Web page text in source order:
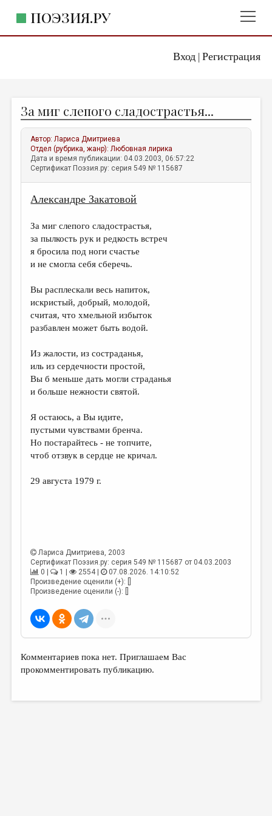
Вход| Регистрация
ПОЭЗИЯ.РУ
ЖАНРЫ
АВТОРЫ
КОММЕНТАРИИ
ЛИТСАЛОН
НОВОСТИ
ПРАВИЛА САЙТА
ОТДЕЛЫ И РУБРИКИ
ИЗБРАННОЕ
ДАЙДЖЕСТ
ПРОИЗВЕДЕНИЯ
ПЕРЕВОДЫ
КОНКУРСЫ
ДЕТСКАЯ КОМНАТА
КНИЖНАЯ ПОЛКА
ОБЗОР ЛИТЕРАТУРЫ
СТРАНИЦЫ ПАМЯТИ
ОБЪЯВЛЕНИЯ
КОЛОНКА РЕДАКТОРА
МАЛАЯ ПРОЗА
ЭССЕИСТИКА
ЛИТЕРАТУРОВЕДЕНИЕ
КУЛЬТУРОВЕДЕНИЕ
ПУБЛИЦИСТИКА
РЕЦЕНЗИРОВАНИЕ
ЦИКЛЫ ПУБЛИКАЦИЙ
За миг слепого сладострастья...
Автор:Лариса Дмитриева
Отдел (рубрика, жанр):Любовная лирика
Дата и время публикации: 04.03.2003, 06:57:22
Сертификат Поэзия.ру: серия 549 № 115687
Александре Закатовой
За миг слепого сладострастья,
за пылкость рук и редкость встреч
я бросила под ноги счастье
и не смогла себя сберечь.
Вы расплескали весь напиток,
искристый, добрый, молодой,
считая, что хмельной избыток
разбавлен может быть водой.
Из жалости, из состраданья,
иль из сердечности простой,
Вы б меньше дать могли страданья
и больше нежности святой.
Я остаюсь, а Вы идите,
пустыми чувствами бренча.
Но постарайтесь - не топчите,
чтоб отзвук в сердце не кричал.
29 августа 1979 г.
Лариса Дмитриева, 2003
Сертификат Поэзия.ру: серия 549 № 115687 от 04.03.2003
0 |
1 | 2554 |
07.08.2026. 14:10:52
Произведение оценили (+): []
Произведение оценили (-): []
Комментариев пока нет. Приглашаем Вас
прокомментировать публикацию.